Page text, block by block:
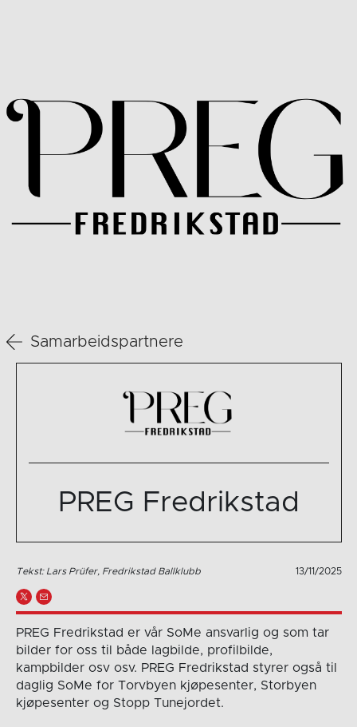
Samarbeidspartnere
PREG Fredrikstad
Tekst: Lars Prüfer, Fredrikstad Ballklubb 13/11/2025
PREG Fredrikstad er vår SoMe ansvarlig og som tar
bilder for oss til både lagbilde, profilbilde,
kampbilder osv osv. PREG Fredrikstad styrer også til
daglig SoMe for Torvbyen kjøpesenter, Storbyen
kjøpesenter og Stopp Tunejordet.